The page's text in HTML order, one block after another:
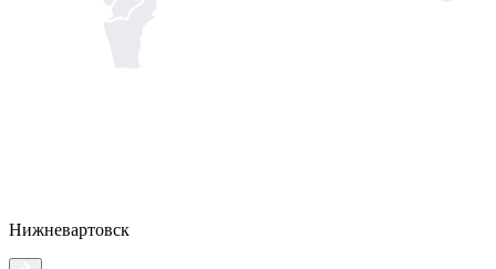
Нижневартовск